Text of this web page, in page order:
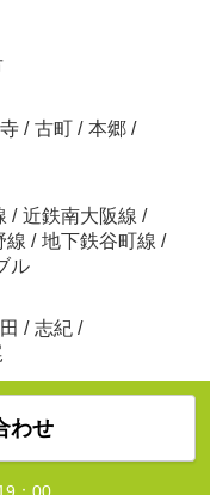
/ 古町 / 本郷 /
/ 近鉄南大阪線 /
線 / 地下鉄谷町線 /
ル
/ 志紀 /
わせ